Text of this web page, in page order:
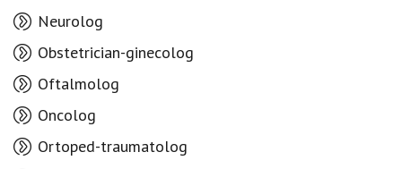
Neurolog
Obstetrician-ginecolog
Oftalmolog
Oncolog
Ortoped-traumatolog